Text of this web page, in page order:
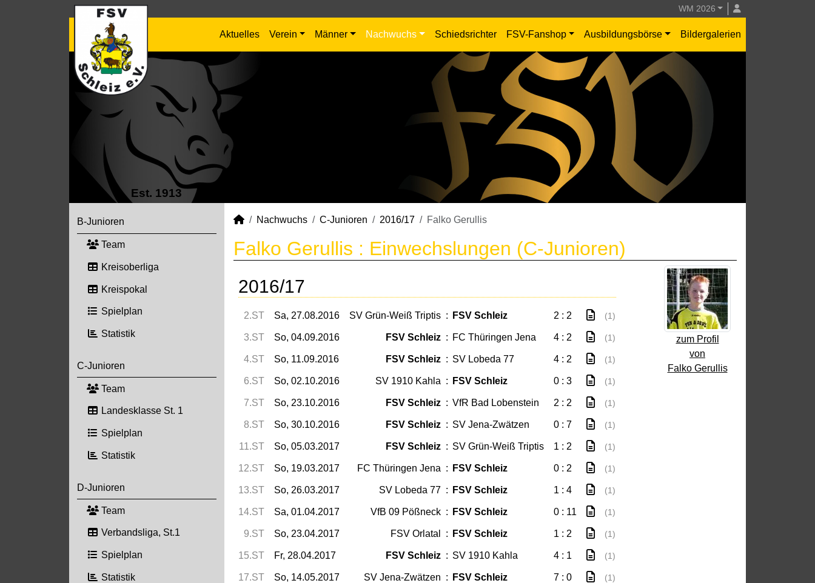
WM 2026
Aktuelles Verein Männer Nachwuchs Schiedsrichter FSV-Fanshop Ausbildungsbörse Bildergalerien
Est. 1913
B-Junioren
Team
Kreisoberliga
Kreispokal
Spielplan
Statistik
C-Junioren
Team
Landesklasse St. 1
Spielplan
Statistik
D-Junioren
Team
Verbandsliga, St.1
Spielplan
Statistik
Nachwuchs C-Junioren 2016/17 Falko Gerullis
Falko Gerullis : Einwechslungen (C-Junioren)
zum Profil
von
Falko Gerullis
2016/17
2.ST Sa, 27.08.2016 SV Grün-Weiß Triptis : FSV Schleiz 2 : 2 (1)
3.ST So, 04.09.2016 FSV Schleiz : FC Thüringen Jena 4 : 2 (1)
4.ST So, 11.09.2016 FSV Schleiz : SV Lobeda 77 4 : 2 (1)
6.ST So, 02.10.2016 SV 1910 Kahla : FSV Schleiz 0 : 3 (1)
7.ST So, 23.10.2016 FSV Schleiz : VfR Bad Lobenstein 2 : 2 (1)
8.ST So, 30.10.2016 FSV Schleiz : SV Jena-Zwätzen 0 : 7 (1)
11.ST So, 05.03.2017 FSV Schleiz : SV Grün-Weiß Triptis 1 : 2 (1)
12.ST So, 19.03.2017 FC Thüringen Jena : FSV Schleiz 0 : 2 (1)
13.ST So, 26.03.2017 SV Lobeda 77 : FSV Schleiz 1 : 4 (1)
14.ST Sa, 01.04.2017 VfB 09 Pößneck : FSV Schleiz 0 : 11 (1)
9.ST So, 23.04.2017 FSV Orlatal : FSV Schleiz 1 : 2 (1)
15.ST Fr, 28.04.2017 FSV Schleiz : SV 1910 Kahla 4 : 1 (1)
17.ST So, 14.05.2017 SV Jena-Zwätzen : FSV Schleiz 7 : 0 (1)